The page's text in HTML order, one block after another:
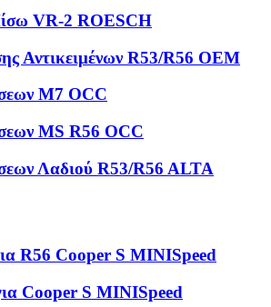
VR-2 ROESCH
Αντικειμένων R53/R56 OEM
M7 OCC
MS R56 OCC
Λαδιού R53/R56 ALTA
R56 Cooper S MINISpeed
Cooper S MINISpeed